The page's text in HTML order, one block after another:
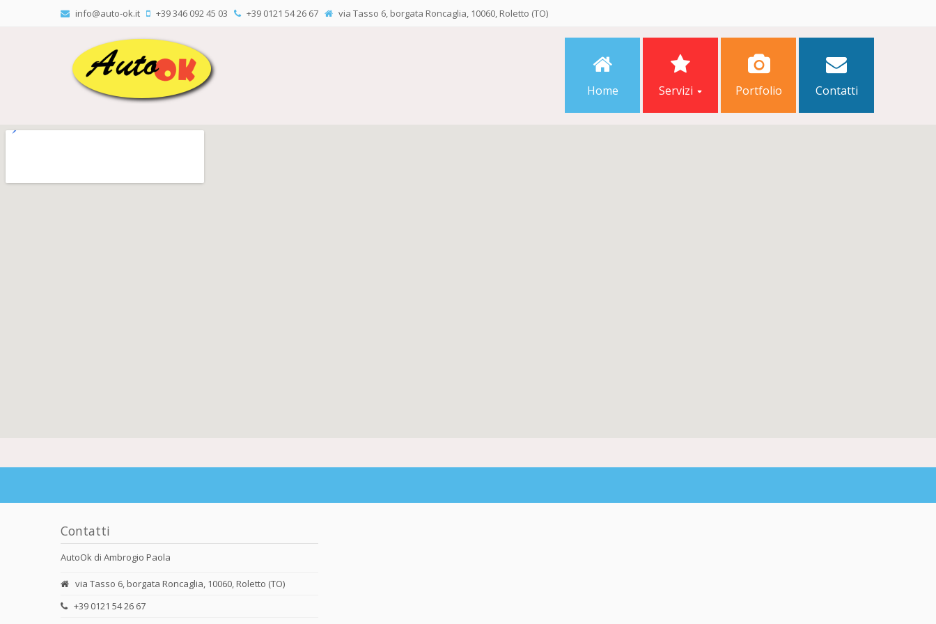
info@auto-ok.it +39 346 092 45 03 +39 0121 54 26 67 via Tasso 6, borgata Roncaglia, 10060, Roletto (TO)
Home Servizi Portfolio Contatti
Contatti
AutoOk di Ambrogio Paola
via Tasso 6, borgata Roncaglia, 10060, Roletto (TO)
+39 0121 54 26 67